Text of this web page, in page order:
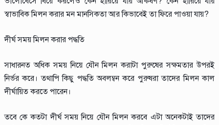
স্বাভাবিক মিলন করার মন মানসিকতা আর কিভাবেই তা ফিরে পাওয়া যায়?
দীর্ঘ সময় মিলন করার পদ্ধতি
সাধারনত অধিক সময় নিয়ে যৌন মিলন করাটা পুরুষের সক্ষমতার উপরই
নির্ভর করে। তথাপি কিছু পদ্ধতি অবলম্বন করে পুরুষরা তাদের মিলন কাল
দীর্ঘায়িত করতে পারেন।
তবে কে কতটা দীর্ঘ সময় নিয়ে যৌন মিলন করবে এটা অনেকটাই তাদের